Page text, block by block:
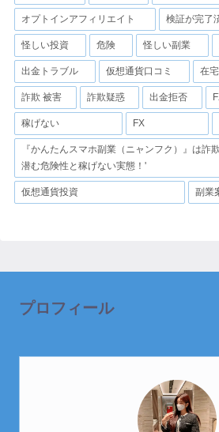
オプトインアフィリエイト 検証が完了
怪しい投資 危険 怪しい副業
出金トラブル 仮想通貨口コミ 在
詐欺 被害 詐欺疑惑 出金拒否
稼げない FX
『かんたんスマホ副業（ニャンフク）』は詐
潜む危険性と稼げない実態！'
仮想通貨投資 副業
プロフィール